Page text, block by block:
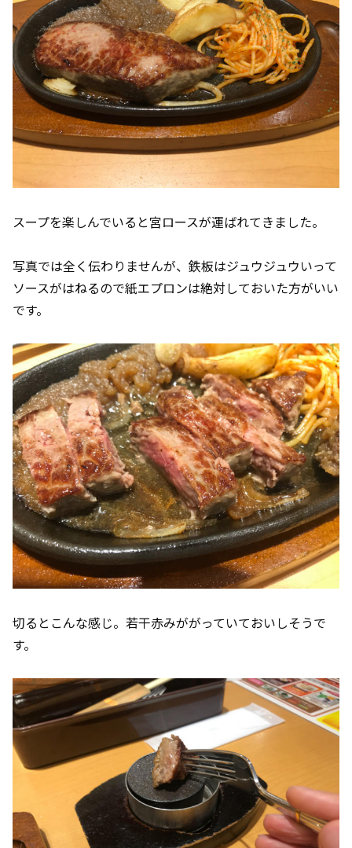
スープを楽しんでいると宮ロースが運ばれてきました。
写真では全く伝わりませんが、鉄板はジュウジュウいって
ソースがはねるので紙エプロンは絶対しておいた方がいい
です。
切るとこんな感じ。若干赤みががっていておいしそうで
す。